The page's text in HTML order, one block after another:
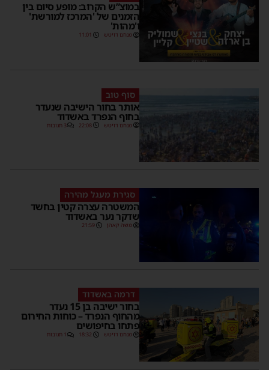
במוצ”ש הקרוב: מופע סיום בין
הזמנים של 'המרכז למורשת'
ו'מהות'
מנחם דויטש 11:01
סוף טוב
אותר בחור הישיבה שנעדר
בחוף הנפרד באשדוד
מנחם דויטש 22:08 3 תגובות
סגירת מעגל מהירה
המשטרה עצרה קטין בחשד
שדקר נער באשדוד
משה קאהן 21:59
דרמה באשדוד
בחור ישיבה בן 15 נעדר
מהחוף הנפרד – כוחות החירום
פתחו בחיפושים
מנחם דויטש 18:32 1 תגובות